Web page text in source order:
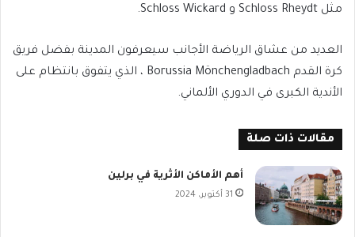
مثل Schloss Rheydt و Schloss Wickard.
العديد من عشاق الرياضة الأجانب سيعرفون المدينة بفضل فريق
كرة القدم Borussia Mönchengladbach ، الذي يتفوق بانتظام على
الأندية الكبرى في الدوري الألماني.
مقالات ذات صلة
أهم الأماكن الأثرية في برلين
31 أكتوبر، 2024